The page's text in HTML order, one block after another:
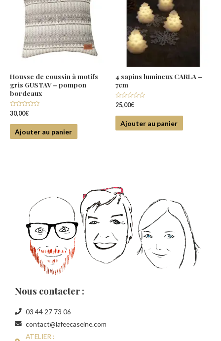
Housse de coussin à motifs
gris GUSTAV – pompon
bordeaux
Note
0
sur
30,00€
Ajouter au panier
4 sapins lumineux CARLA –
7cm
Note
0
sur
25,00€
Ajouter au panier
Nous contacter :
03 44 27 73 06
contact@lafeecaseine.com
ATELIER :